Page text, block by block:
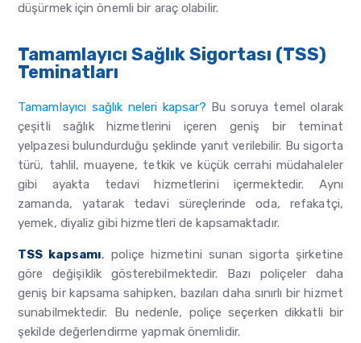
düşürmek için önemli bir araç olabilir.
Tamamlayıcı Sağlık Sigortası (TSS)
Teminatları
Tamamlayıcı sağlık neleri kapsar? Bu soruya temel olarak
çeşitli sağlık hizmetlerini içeren geniş bir teminat
yelpazesi bulundurduğu şeklinde yanıt verilebilir. Bu sigorta
türü, tahlil, muayene, tetkik ve küçük cerrahi müdahaleler
gibi ayakta tedavi hizmetlerini içermektedir. Aynı
zamanda, yatarak tedavi süreçlerinde oda, refakatçi,
yemek, diyaliz gibi hizmetleri de kapsamaktadır.
TSS kapsamı, poliçe hizmetini sunan sigorta şirketine
göre değişiklik gösterebilmektedir. Bazı poliçeler daha
geniş bir kapsama sahipken, bazıları daha sınırlı bir hizmet
sunabilmektedir. Bu nedenle, poliçe seçerken dikkatli bir
şekilde değerlendirme yapmak önemlidir.